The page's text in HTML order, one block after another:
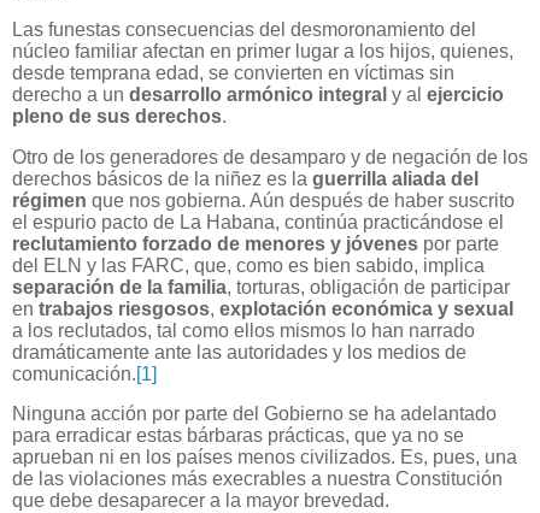
Las funestas consecuencias del desmoronamiento del
núcleo familiar afectan en primer lugar a los hijos, quienes,
desde temprana edad, se convierten en víctimas sin
derecho a un desarrollo armónico integral y al ejercicio
pleno de sus derechos.
Otro de los generadores de desamparo y de negación de los
derechos básicos de la niñez es la guerrilla aliada del
régimen que nos gobierna. Aún después de haber suscrito
el espurio pacto de La Habana, continúa practicándose el
reclutamiento forzado de menores y jóvenes por parte
del ELN y las FARC, que, como es bien sabido, implica
separación de la familia, torturas, obligación de participar
en trabajos riesgosos, explotación económica y sexual
a los reclutados, tal como ellos mismos lo han narrado
dramáticamente ante las autoridades y los medios de
comunicación.[1]
Ninguna acción por parte del Gobierno se ha adelantado
para erradicar estas bárbaras prácticas, que ya no se
aprueban ni en los países menos civilizados. Es, pues, una
de las violaciones más execrables a nuestra Constitución
que debe desaparecer a la mayor brevedad.